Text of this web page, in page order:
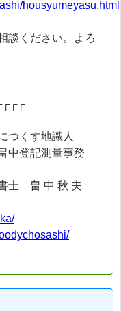
housyumeyasu.html
談ください。よろ
つくす地識人
中登記測量事務
士 畠 中 秋 夫